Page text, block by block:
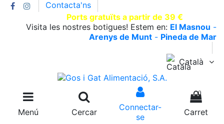
Contacta'ns
Ports gratuïts a partir de 39 €
Visita les nostres botigues! Estem en: El Masnou -
Arenys de Munt - Pineda de Mar
Català
Menú Cercar
Connectar-
se
0
Carret